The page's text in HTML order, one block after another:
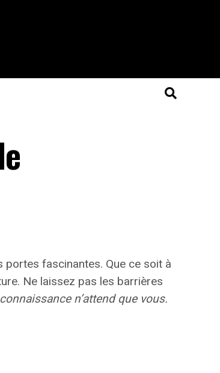
fascinantes. Que ce soit à
Ne laissez pas les barrières
n’attend que vous.